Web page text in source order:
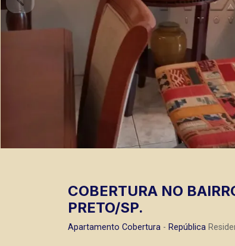
COBERTURA NO
PRETO/SP.
Apartamento Cobertura - República